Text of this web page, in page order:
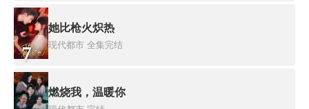
7
她比枪火炽热
现代都市 全集完结
燃烧我，温暖你